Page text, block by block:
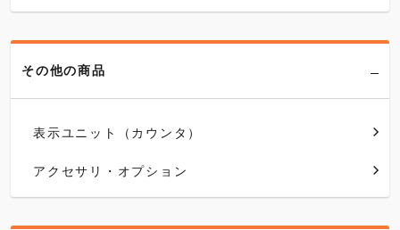
その他の商品
表示ユニット（カウンタ）
アクセサリ・オプション